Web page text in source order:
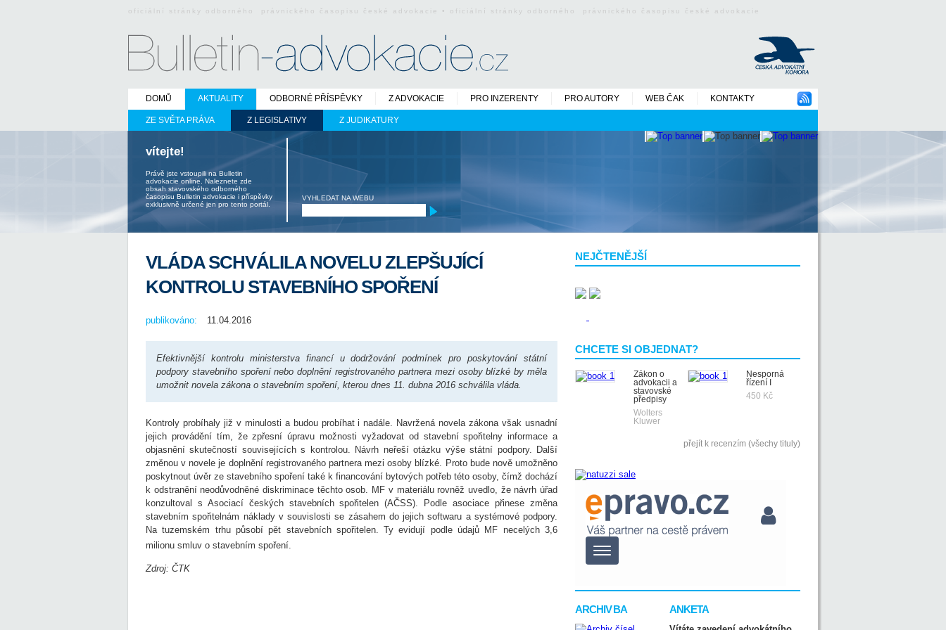
oficiální stránky odborného právnického časopisu české advokacie • oficiální stránky odborného právnického časopisu české advokacie
DOMŮ AKTUALITY
ZE SVĚTA PRÁVA Z LEGISLATIVY Z JUDIKATURY
ODBORNÉ PŘÍSPĚVKY Z ADVOKACIE PRO INZERENTY PRO AUTORY WEB ČAK KONTAKTY
vítejte!
Právě jste vstoupili na Bulletin
advokacie online. Naleznete zde
obsah stavovského odborného
časopisu Bulletin advokacie i příspěvky
exklusivně určené jen pro tento portál.
VYHLEDAT NA WEBU
NEJČTENĚJŠÍ
CHCETE SI OBJEDNAT?
Zákon o
advokacii a
stavovské
předpisy
Wolters
Kluwer
Nesporná
řízení I
450 Kč
přejít k recenzím (všechy tituly)
ARCHIV BA ANKETA
VLÁDA SCHVÁLILA NOVELU ZLEPŠUJÍCÍ
KONTROLU STAVEBNÍHO SPOŘENÍ
publikováno: 11.04.2016
Efektivnější kontrolu ministerstva financí u dodržování podmínek pro poskytování státní
podpory stavebního spoření nebo doplnění registrovaného partnera mezi osoby blízké by měla
umožnit novela zákona o stavebním spoření, kterou dnes 11. dubna 2016 schválila vláda.
Kontroly probíhaly již v minulosti a budou probíhat i nadále. Navržená novela zákona však usnadní
jejich provádění tím, že zpřesní úpravu možnosti vyžadovat od stavební spořitelny informace a
objasnění skutečností souvisejících s kontrolou. Návrh neřeší otázku výše státní podpory. Další
změnou v novele je doplnění registrovaného partnera mezi osoby blízké. Proto bude nově umožněno
poskytnout úvěr ze stavebního spoření také k financování bytových potřeb této osoby, čímž dochází
k odstranění neodůvodněné diskriminace těchto osob. MF v materiálu rovněž uvedlo, že návrh úřad
konzultoval s Asociací českých stavebních spořitelen (AČSS). Podle asociace přinese změna
stavebním spořitelnám náklady v souvislosti se zásahem do jejich softwaru a systémové podpory.
Na tuzemském trhu působí pět stavebních spořitelen. Ty evidují podle údajů MF necelých 3,6
milionu smluv o stavebním spoření.
Zdroj: ČTK